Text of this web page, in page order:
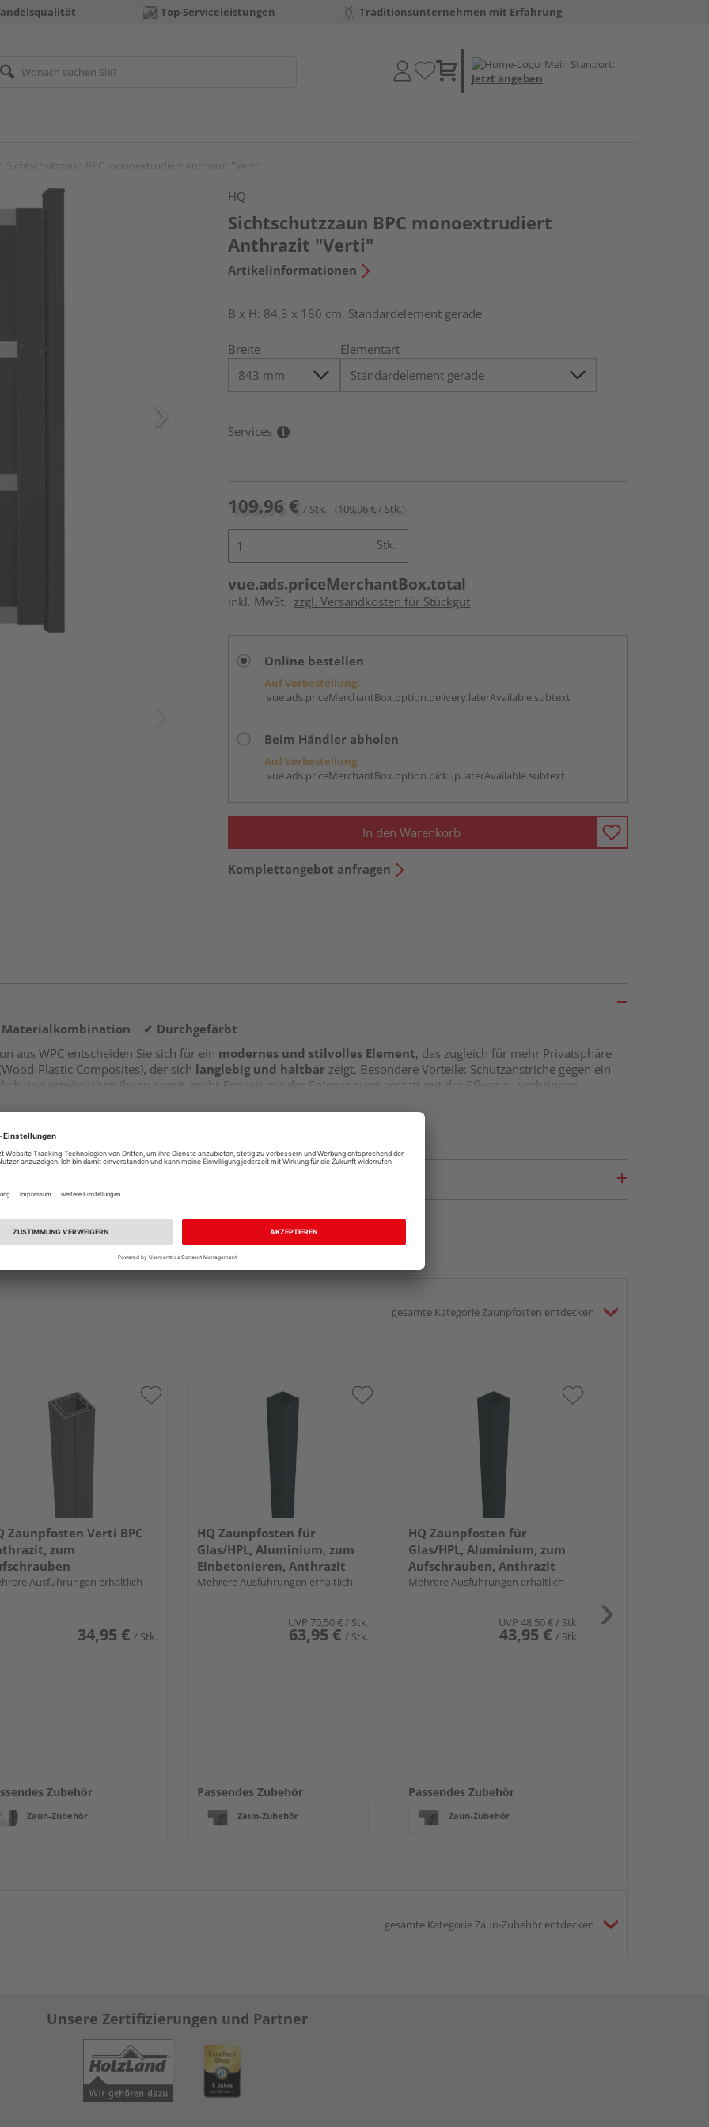
Top-Serviceleistungen Traditionsunternehmen mit Erfahrung
Mein Standort:
Jetzt angeben
HQ
Sichtschutzzaun BPC monoextrudiert
Anthrazit "Verti"
Artikelinformationen
B x H: 84,3 x 180 cm, Standardelement gerade
Breite Elementart
Services
109,96 € / Stk. (109,96 € / Stk.)
Stk.
vue.ads.priceMerchantBox.total
inkl. MwSt. zzgl. Versandkosten für Stückgut
Online bestellen
Auf Vorbestellung:
vue.ads.priceMerchantBox.option.delivery.laterAvailable.subtext
Beim Händler abholen
Auf Vorbestellung:
vue.ads.priceMerchantBox.option.pickup.laterAvailable.subtext
In den Warenkorb
Komplettangebot anfragen
✔ Durchgefärbt
aus WPC entscheiden Sie sich für ein modernes und stilvolles Element, das zugleich für mehr Privatsphäre
Plastic Composites), der sich langlebig und haltbar zeigt. Besondere Vorteile: Schutzanstriche gegen ein
und ermöglichen Ihnen somit, mehr Freizeit mit der Entspannung anstatt mit der Pflege zu verbringen.
Salz und Chlor. Damit bringt es optimale Voraussetzungen für einen Einsatz im Außenbereich mit. Bitte
bei den Profilen kommen kann, da sie dauerhaft der Witterung ausgesetzt sind.
, denn zu dem WPC kommen Querriegel aus Aluminium hinzu. Auf diese Weise entsteht ein
Kunststoff-Verbundwerkstoffs wirkt exklusiv und edel.
auflockern.
Wurzelbürste oder Spezialreiniger entfernen.
1800 mm
auf. Kürzungen sind unbedenklich möglich, denn die Bauteile sind durchgefärbt, sodass es
kompletten Querschnitt gleichmäßig bleibt. Der Werkstoff besteht in der Regel zu mindestens 50 % aus
zu bearbeiten. Für die Aluminium-Teile wählen Sie am besten eine Kappsäge mit feingezahntem Blatt für
von HQ: Der WPC-Sichtschutzzaun ist hervorragend mit den zusätzlichen Komponenten der Serie „Verti“
großen Vielfalt im Bereich Zäune profitieren. Überzeugen Sie sich selbst.
gesamte Kategorie Zaunpfosten entdecken
Zaunpfosten Verti BPC
zum
Ausführungen erhältlich
34,95 € / Stk.
Zubehör
Zaun-Zubehör
HQ Zaunpfosten für
Glas/HPL, Aluminium, zum
Einbetonieren, Anthrazit
Mehrere Ausführungen erhältlich
UVP 70,50 € / Stk.
63,95 € / Stk.
Passendes Zubehör
Zaun-Zubehör
HQ Zaunpfosten für
Glas/HPL, Aluminium, zum
Aufschrauben, Anthrazit
Mehrere Ausführungen erhältlich
UVP 48,50 € / Stk.
43,95 € / Stk.
Passendes Zubehör
Zaun-Zubehör
gesamte Kategorie Zaun-Zubehör entdecken
Unsere Zertifizierungen und Partner